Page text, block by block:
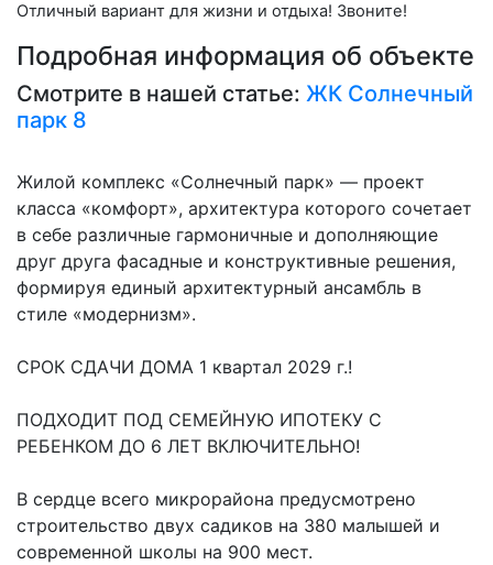
Отличный вариант для жизни и отдыха! Звоните!
Подробная информация об объекте
Смотрите в нашей статье: ЖК Солнечный
парк 8
Жилой комплекс «Солнечный парк» — проект
класса «комфорт», архитектура которого сочетает
в себе различные гармоничные и дополняющие
друг друга фасадные и конструктивные решения,
формируя единый архитектурный ансамбль в
стиле «модернизм».
СРОК СДАЧИ ДОМА 1 квартал 2029 г.!
ПОДХОДИТ ПОД СЕМЕЙНУЮ ИПОТЕКУ С
РЕБЕНКОМ ДО 6 ЛЕТ ВКЛЮЧИТЕЛЬНО!
В сердце всего микрорайона предусмотрено
строительство двух садиков на 380 малышей и
современной школы на 900 мест.